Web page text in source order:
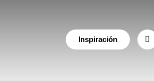
Inspiración